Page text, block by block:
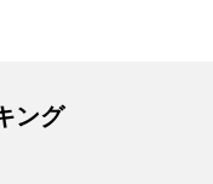
ング